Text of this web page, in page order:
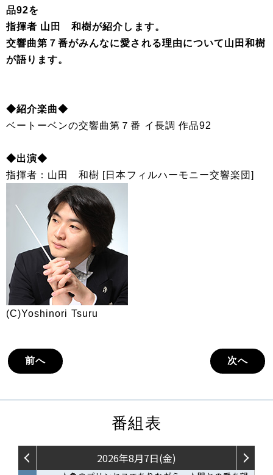
品92を
指揮者 山田 和樹が紹介します。
交響曲第７番がみんなに愛される理由について山田和樹
が語ります。
◆紹介楽曲◆
ベートーベンの交響曲第７番 イ長調 作品92
◆出演◆
指揮者：山田 和樹 [日本フィルハーモニー交響楽団]
(C)Yoshinori Tsuru
前へ 次へ
番組表